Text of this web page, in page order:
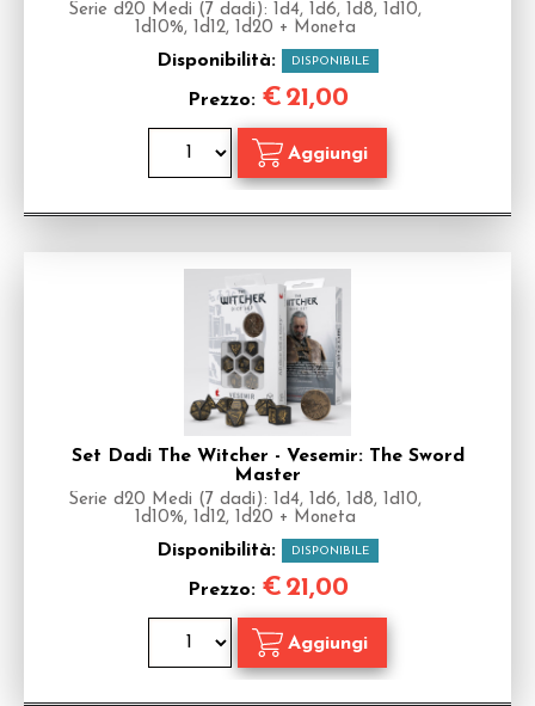
Serie d20 Medi (7 dadi): 1d4, 1d6, 1d8, 1d10,
1d10%, 1d12, 1d20 + Moneta
Disponibilità: DISPONIBILE
Prezzo: € 21,00
Set Dadi The Witcher - Vesemir: The Sword
Master
Serie d20 Medi (7 dadi): 1d4, 1d6, 1d8, 1d10,
1d10%, 1d12, 1d20 + Moneta
Disponibilità: DISPONIBILE
Prezzo: € 21,00